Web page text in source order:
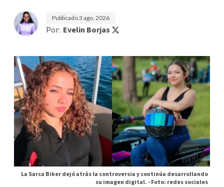
Publicado3 ago. 2026
Por: Evelin Borjas
La Sarca Biker dejó atrás la controversia y continúa desarrollando
su imagen digital. -Foto: redes sociales